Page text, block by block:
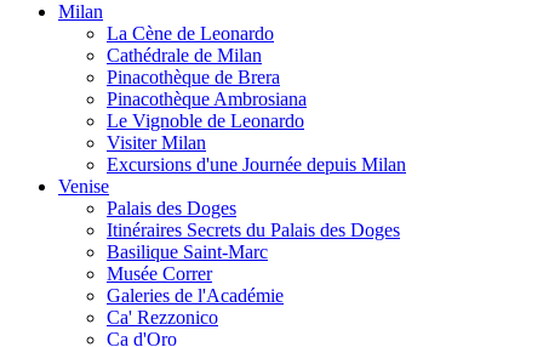
Milan
La Cène de Leonardo
Cathédrale de Milan
Pinacothèque de Brera
Pinacothèque Ambrosiana
Le Vignoble de Leonardo
Visiter Milan
Excursions d'une Journée depuis Milan
Venise
Palais des Doges
Itinéraires Secrets du Palais des Doges
Basilique Saint-Marc
Musée Correr
Galeries de l'Académie
Ca' Rezzonico
Ca d'Oro